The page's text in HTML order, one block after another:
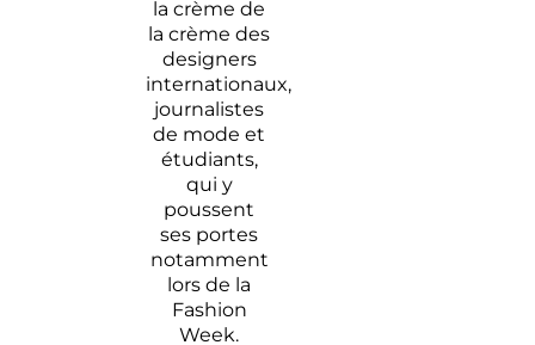
la crème de
la crème des
designers
internationaux,
journalistes
de mode et
étudiants,
qui y
poussent
ses portes
notamment
lors de la
Fashion
Week.